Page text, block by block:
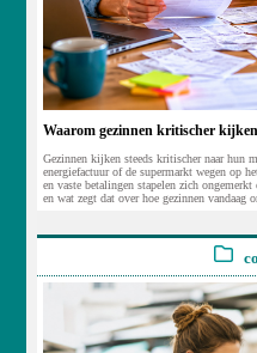
Waarom gezinnen kritischer
Gezinnen kijken steeds kritischer naar hun
energiefactuur of de supermarkt wegen op
en vaste betalingen stapelen zich
en wat zegt dat over hoe gezinnen vandaag